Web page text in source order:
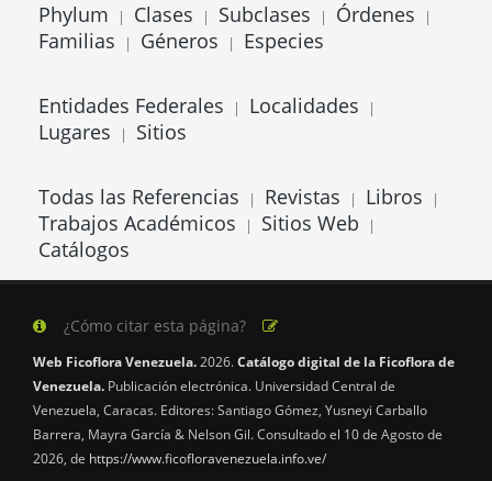
Phylum | Clases | Subclases | Órdenes |
Familias | Géneros | Especies
Entidades Federales | Localidades |
Lugares | Sitios
Todas las Referencias | Revistas | Libros |
Trabajos Académicos | Sitios Web |
Catálogos
¿Cómo citar esta página?
Web Ficoflora Venezuela.2026.Catálogo digital de la Ficoflora de
Venezuela. Publicación electrónica. Universidad Central de
Venezuela, Caracas. Editores: Santiago Gómez, Yusneyi Carballo
Barrera, Mayra García & Nelson Gil. Consultado el 10 de Agosto de
2026, de https://www.ficofloravenezuela.info.ve/